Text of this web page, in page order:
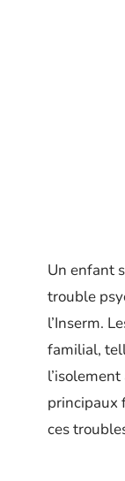
Un enfant
trouble
l’Inserm.
familial,
principaux
ces